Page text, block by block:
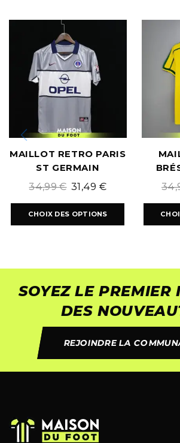
MAILLOT RETRO PARIS
ST GERMAIN
EXTÉRIEUR 2000/2001
34,99€ 31,49 €
CHOIX DES OPTIONS
SOYEZ LE PREMIER
DES
REJOINDRE LA